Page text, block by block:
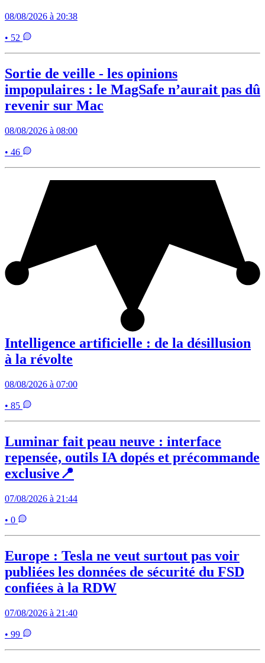
08/08/2026 à 20:38
• 52
Sortie de veille - les opinions
impopulaires : le MagSafe n’aurait pas dû
revenir sur Mac
08/08/2026 à 08:00
• 46
Intelligence artificielle : de la désillusion
à la révolte
08/08/2026 à 07:00
• 85
Luminar fait peau neuve : interface
repensée, outils IA dopés et précommande
exclusive📍
07/08/2026 à 21:44
• 0
Europe : Tesla ne veut surtout pas voir
publiées les données de sécurité du FSD
confiées à la RDW
07/08/2026 à 21:40
• 99